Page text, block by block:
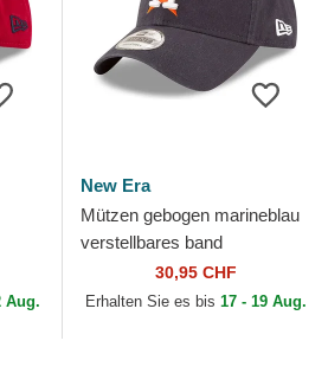
Aug.
New Era
Mützen gebogen marineblau
verstellbares band
9TWENTY Core Classic der
Houston Astros MLB von
30,95 CHF
Erhalten Sie es bis 17 - 19 Aug.